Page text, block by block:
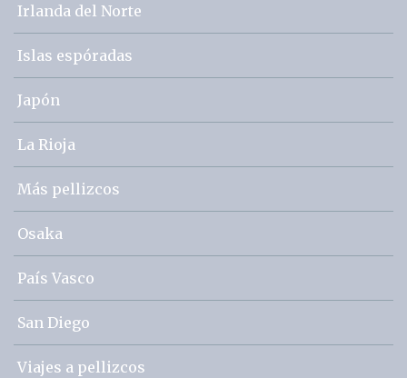
Irlanda del Norte
Islas espóradas
Japón
La Rioja
Más pellizcos
Osaka
País Vasco
San Diego
Viajes a pellizcos